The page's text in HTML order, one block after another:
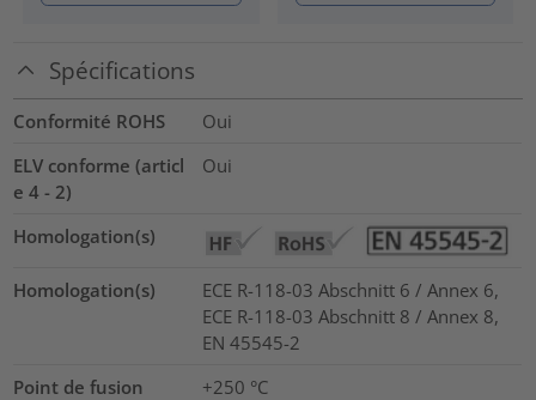
Spécifications
Conformité ROHS
Oui
ELV conforme (articl
e 4 - 2)
Oui
Homologation(s)
Homologation(s)
ECE R-118-03 Abschnitt 6 / Annex 6,
ECE R-118-03 Abschnitt 8 / Annex 8,
EN 45545-2
Point de fusion
+250 °C